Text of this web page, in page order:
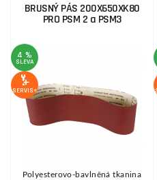
BRUSNÝ PÁS 200X650XK80
PRO PSM 2 a PSM3
4 %
SLEVA
SERVIS+
Polyesterovo-bavlněná tkanina